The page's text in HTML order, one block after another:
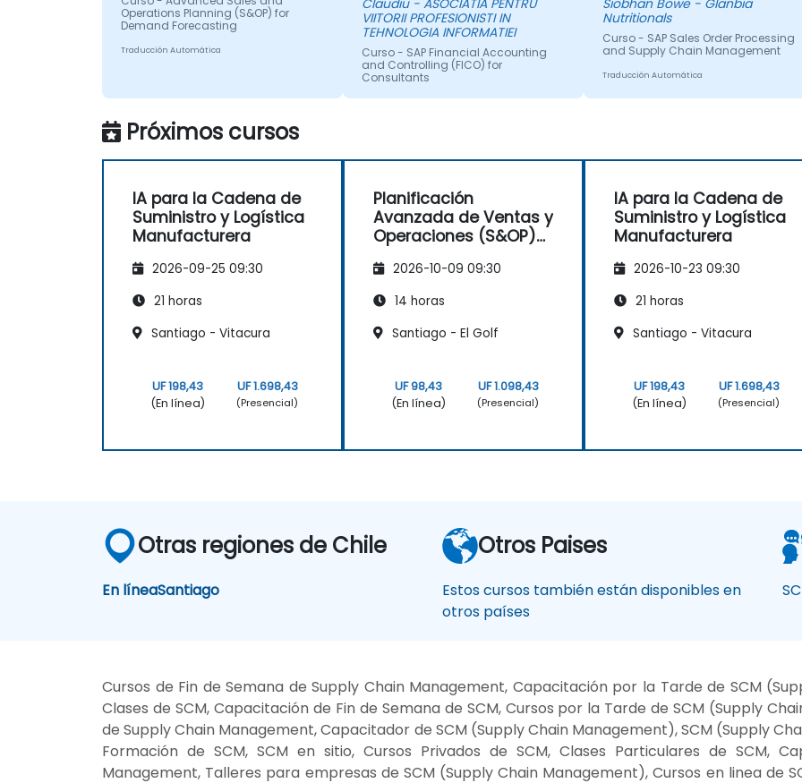
Operations Planning (S&OP) for
Demand Forecasting
Traducción Automática
Claudiu - ASOCIATIA PENTRU
VIITORII PROFESIONISTI IN
TEHNOLOGIA INFORMATIEI
Curso - SAP Financial Accounting
and Controlling (FICO) for
Consultants
japonés. En general, colaborar
contigo en este entrenamiento
fue satisfactorio y no dudaría
necesidad de formación en la
Siobhan Bowe - Glanbia
Nutritionals
Curso - SAP Sales Order Processing
and Supply Chain Management
Traducción Automática
Próximos cursos
IA para la Cadena de
Suministro y Logística
Manufacturera
2026-09-25 09:30
21 horas
Santiago - Vitacura
UF 198,43
(En línea)
UF 1.698,43
(Presencial)
Planificación
Avanzada de Ventas y
Operaciones (S&OP)
Demanda
2026-10-09 09:30
14 horas
Santiago - El Golf
UF 98,43
(En línea)
UF 1.098,43
(Presencial)
IA para la Cadena de
Suministro y Logística
Manufacturera
2026-10-23 09:30
21 horas
Santiago - Vitacura
UF 198,43
(En línea)
UF 1.698,43
(Presencial)
Otras regiones de Chile
En líneaSantiago
Otros Paises
Estos cursos también están disponibles en
otros países
Cursos de Fin de Semana de Supply Chain Management, Capacitación por la Tarde de SCM
Clases de SCM, Capacitación de Fin de Semana de SCM, Cursos por la Tarde de SCM (Supply
de Supply Chain Management, Capacitador de SCM (Supply Chain Management), SCM (Supply
Formación de SCM, SCM en sitio, Cursos Privados de SCM, Clases Particulares de SCM,
Management, Talleres para empresas de SCM (Supply Chain Management), Cursos en linea de